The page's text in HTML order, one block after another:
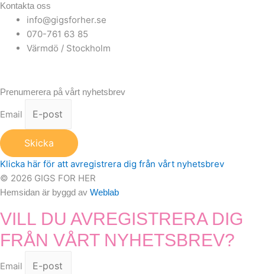
Kontakta oss
info@gigsforher.se
070-761 63 85
Värmdö / Stockholm
Prenumerera på vårt nyhetsbrev
Email
Skicka
Klicka här för att avregistrera dig från vårt nyhetsbrev
© 2026 GIGS FOR HER
Hemsidan är byggd av Weblab
VILL DU AVREGISTRERA DIG
FRÅN VÅRT NYHETSBREV?
Email